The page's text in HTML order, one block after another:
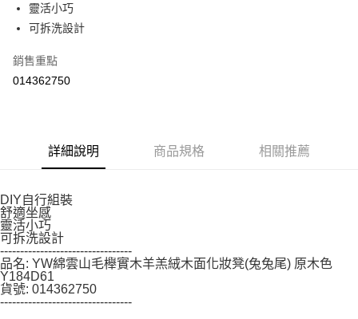
後付繳納相關費用。
※ 交易是否成功請以「AFTEE先享後付 」之結帳頁面顯示為準，若有關於
是否繳費成功／繳費後需取消欲退款等相關疑問，請聯繫「AFTEE先享後付
【注意事項】
https://aftee.tw/terms/#terms3
３．未成年的使用者請事先徵得法定代理人或監護人之同意方可使用
任。
４．使用「AFTEE先享後付」時，將依據個別帳號之用戶狀況，依本公司即
時審查核予不同之上限額度；若仍有額度不足之情形，本公司將視審查結果
請求用戶進行身份認證。
５．嚴禁一人註冊多個帳號或使用他人資訊註冊。若發現惡意使用之情形，
恩沛科技股份有限公司將有權停止該用戶之使用額度並採取法律行動。
靈活小巧
可拆洗設計
銷售重點
014362750
詳細說明 商品規格 相關推薦
DIY自行組裝
舒適坐感
靈活小巧
可拆洗設計
---------------------------------
品名: YW綿雲山毛櫸實木羊羔絨木面化妝凳(兔兔尾) 原木色
Y184D61
貨號: 014362750
---------------------------------